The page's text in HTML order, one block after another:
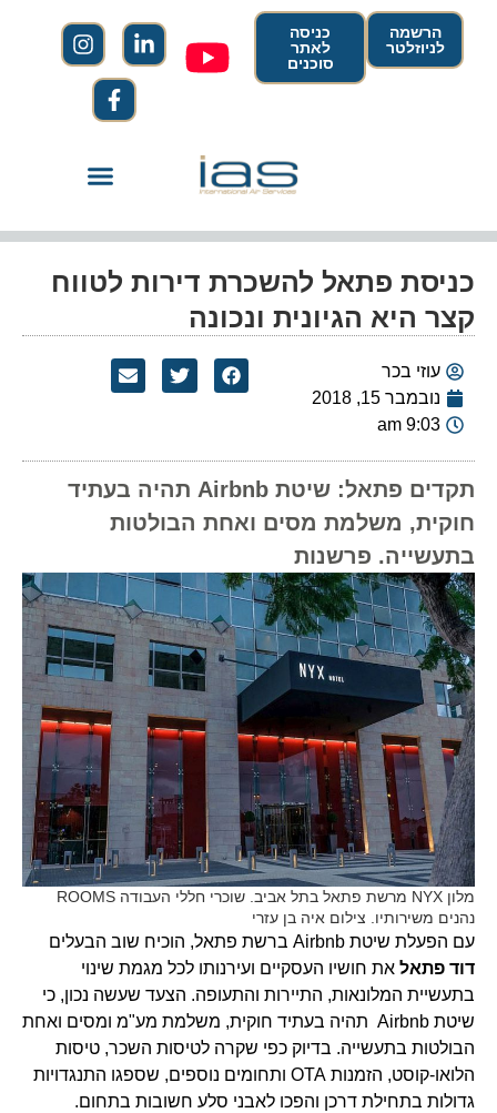
הרשמה
לניוזלטר
כניסה
לאתר
סוכנים
כניסת פתאל להשכרת דירות לטווח
קצר היא הגיונית ונכונה
עוזי בכר
נובמבר 15, 2018
9:03 am
תקדים פתאל: שיטת Airbnb תהיה בעתיד
חוקית, משלמת מסים ואחת הבולטות
בתעשייה. פרשנות
מלון NYX מרשת פתאל בתל אביב. שוכרי חללי העבודה ROOMS
נהנים משירותיו. צילום איה בן עזרי
עם הפעלת שיטת Airbnb ברשת פתאל, הוכיח שוב הבעלים
דוד פתאלאת חושיו העסקיים ועירנותו לכל מגמת שינוי
בתעשיית המלונאות, התיירות והתעופה. הצעד שעשה נכון, כי
שיטת Airbnb תהיה בעתיד חוקית, משלמת מע"מ ומסים ואחת
הבולטות בתעשייה. בדיוק כפי שקרה לטיסות השכר, טיסות
הלואו-קוסט, הזמנות OTA ותחומים נוספים, שספגו התנגדויות
גדולות בתחילת דרכן והפכו לאבני סלע חשובות בתחום.